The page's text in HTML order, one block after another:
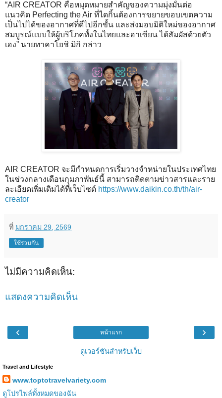
“AIR CREATOR คือหมุดหมายสำคัญของความมุ่งมั่นต่อ
แนวคิด Perfecting the Air ที่ไดกิ้นต้องการขยายขอบเขตความ
เป็นไปได้ของอากาศที่ดีไปอีกขั้น และส่งมอบมิติใหม่ของอากาศ
สมบูรณ์แบบให้ผู้บริโภคทั้งในไทยและอาเซียน ได้สัมผัสด้วยตัว
เอง” นายทาคาโยชิ มิกิ กล่าว
AIR CREATOR จะมีกำหนดการเริ่มวางจำหน่ายในประเทศไทย
ในช่วงกลางเดือนกุมภาพันธ์นี้ สามารถติดตามข่าวสารและราย
ละเอียดเพิ่มเติมได้ที่เว็บไซต์ https://www.daikin.co.th/th/air-
creator
ที่ มกราคม 29, 2569
ใช้ร่วมกัน
ไม่มีความคิดเห็น:
แสดงความคิดเห็น
‹ ›
หน้าแรก
ดูเวอร์ชันสำหรับเว็บ
Travel and Lifestyle
www.toptotravelvariety.com
ดูโปรไฟล์ทั้งหมดของฉัน